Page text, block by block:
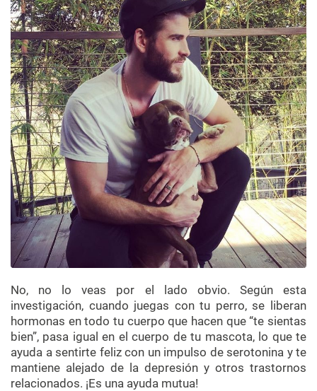
No, no lo veas por el lado obvio. Según esta
investigación, cuando juegas con tu perro, se liberan
hormonas en todo tu cuerpo que hacen que “te sientas
bien”, pasa igual en el cuerpo de tu mascota, lo que te
ayuda a sentirte feliz con un impulso de serotonina y te
mantiene alejado de la depresión y otros trastornos
relacionados. ¡Es una ayuda mutua!